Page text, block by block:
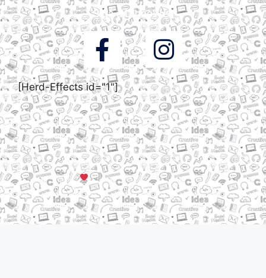
Siga a DigooWeb
[Herd-Effects id="1"]
© Todos os direitos reservados a DigooWeb Gramado, RS |
Servidores em Dallas, TX
Criado com muito em Gramado, Serra Gaúcha